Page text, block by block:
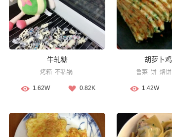
牛轧糖
烤箱 不粘锅
1.62W 0.82K
胡萝卜
鲁菜 饼 烙饼
1.42W